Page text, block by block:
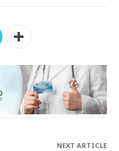
NEXT ARTICLE